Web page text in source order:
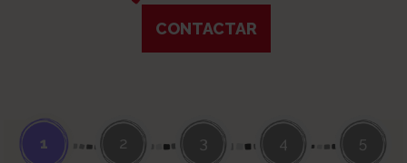
CONTACTAR
1 2 3 4 5